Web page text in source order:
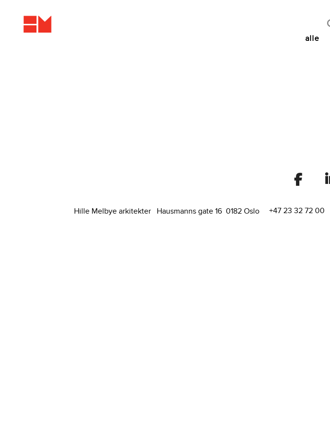
alle
Hille Melbye arkitekter Hausmanns gate 16 0182 Oslo +47 23 32 72 00